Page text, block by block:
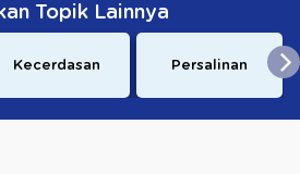
Topik Lainnya
Kecerdasan Persalinan